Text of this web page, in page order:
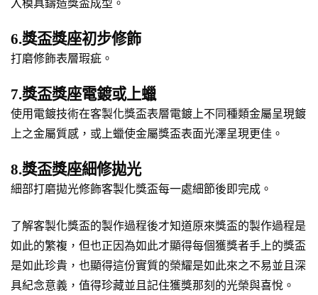
入模具鑄造獎盃成型。
6.獎盃獎座初步修飾
打磨修飾表層瑕疵。
7.獎盃獎座電鍍或上蠟
使用電鍍技術在客製化獎盃表層電鍍上不同種類金屬呈現鍍
上之金屬質感，或上蠟使金屬獎盃表面光澤呈現更佳。
8.獎盃獎座細修拋光
細部打磨拋光修飾客製化獎盃每一處細節後即完成。
了解客製化獎盃的製作過程後才知道原來獎盃的製作過程是
如此的繁複，但也正因為如此才顯得每個獲獎者手上的獎盃
是如此珍貴，也顯得這份實質的榮耀是如此來之不易並且深
具紀念意義，值得珍藏並且記住獲獎那刻的光榮與喜悅。